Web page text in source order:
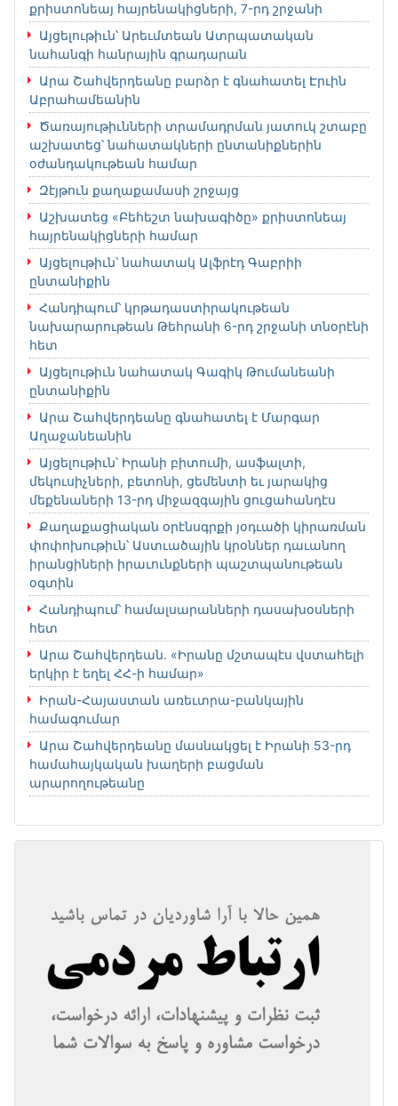
քրիստոնեայ հայրենակիցների, 7-րդ շրջանի
Այցելութիւն՝ Արեւմտեան Ատրպատական
նահանգի հանրային գրադարան
Արա Շահվերդեանը բարձր է գնահատել Էրւին
Աբրահամեանին
Ծառայութիւնների տրամադրման յատուկ շտաբը
աշխատեց՝ նահատակների ընտանիքներին
օժանդակութեան համար
Զէյթուն քաղաքամասի շրջայց
Աշխատեց «Բեհեշտ նախագիծը» քրիստոնեայ
հայրենակիցների համար
Այցելութիւն՝ նահատակ Ալֆրէդ Գաբրիի
ընտանիքին
Հանդիպում՝ կրթադաստիրակութեան
նախարարութեան Թեհրանի 6-րդ շրջանի տնօրէնի
հետ
Այցելութիւն նահատակ Գագիկ Թումանեանի
ընտանիքին
Արա Շահվերդեանը գնահատել է Մարգար
Աղաջանեանին
Այցելութիւն՝ Իրանի բիտումի, ասֆալտի,
մեկուսիչների, բետոնի, ցեմենտի եւ յարակից
մեքենաների 13-րդ միջազգային ցուցահանդէս
Քաղաքացիական օրէնսգրքի յօդւածի կիրառման
փոփոխութիւն՝ Աստւածային կրօններ դաւանող
իրանցիների իրաւունքների պաշտպանութեան
օգտին
Հանդիպում՝ համալսարանների դասախօսների
հետ
Արա Շահվերդեան. «Իրանը մշտապէս վստահելի
երկիր է եղել ՀՀ-ի համար»
Իրան-Հայաստան առեւտրա-բանկային
համագումար
Արա Շահվերդեանը մասնակցել է Իրանի 53-րդ
համահայկական խաղերի բացման
արարողութեանը